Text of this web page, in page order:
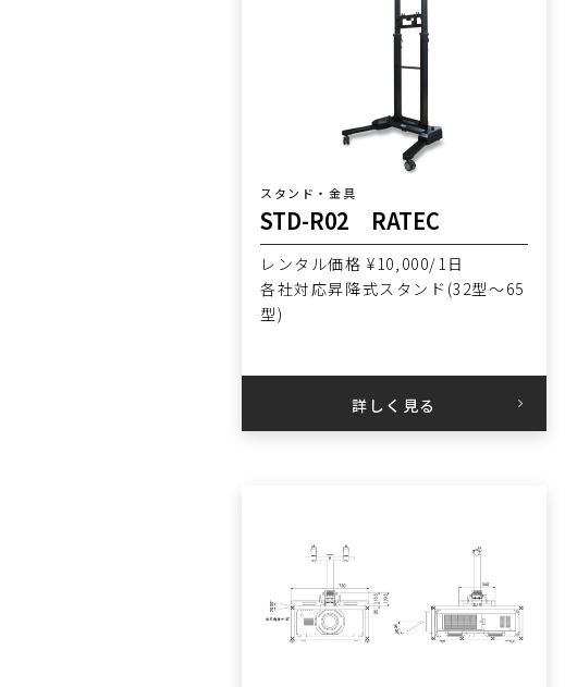
スタンド・金具
STD-R02 RATEC
レンタル価格 ¥10,000/1日
各社対応昇降式スタンド(32型～65
型)
詳しく見る